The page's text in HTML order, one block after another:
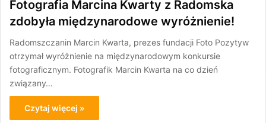
Fotografia Marcina Kwarty z Radomska
zdobyła międzynarodowe wyróżnienie!
Radomszczanin Marcin Kwarta, prezes fundacji Foto Pozytyw
otrzymał wyróżnienie na międzynarodowym konkursie
fotograficznym. Fotografik Marcin Kwarta na co dzień
związany…
Czytaj więcej »